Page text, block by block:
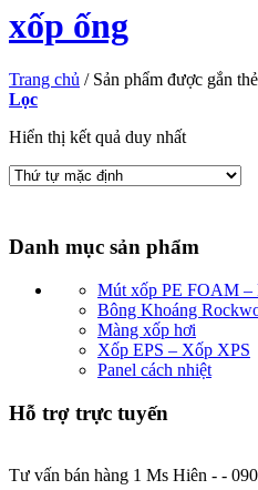
xốp ống
Trang chủ /Sản phẩm được gắn
Lọc
Hiển thị kết quả duy nhất
Danh mục sản phẩm
Mút xốp PE FOAM –
Bông Khoáng
Màng xốp hơi
Xốp EPS – Xốp XPS
Panel cách nhiệt
Hỗ trợ trực tuyến
Tư vấn bán hàng 1 Ms Hiên - -